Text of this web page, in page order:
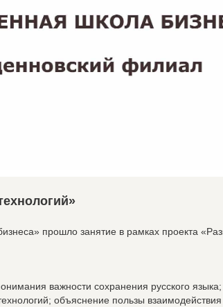
прошло занятие в рамках проекта
важности сохранения русского
объяснение пользы взаимодействия